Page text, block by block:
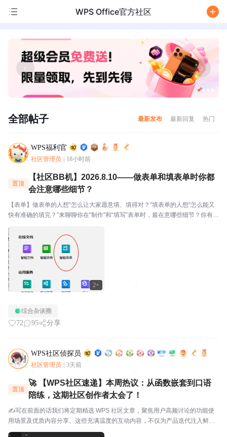
WPS Office官方社区
全部帖子 最新发布 最新回复 热门
WPS福利官
社区管理员 18小时前
2+
置顶
【社区BB机】2026.8.10——做表单和填表单时你都
会注意哪些细节？
【表单】做表单的人想“怎么让大家愿意填、填得对？”填表单的人想“怎么能又
快有准确的填完？”来聊聊你在“制作”和“填写”表单时，最在意哪些细节？你有非
跳题、必填设置的情况；在填表单时我老是...
综合杂谈圈
72 95 分享
WPS社区侦探员
社区管理员 3天前
置顶
🚀 【WPS社区速递】本周热议：从函数嵌套到口语
陪练，这期社区创作者太会了！
✍️写在前面的话我们将定期精选 WPS 社区文章，聚焦用户高频讨论的功能使
用场景及优质内容分享。这些充满温度的互动内容，不仅为产品迭代注入鲜活
灵感，更搭建起官方与用户的双向沟通桥梁，每一份分享都值得被看见与珍